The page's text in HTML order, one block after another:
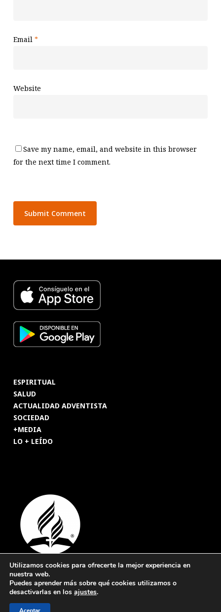
Email *
Website
Save my name, email, and website in this browser
for the next time I comment.
ESPIRITUAL
SALUD
ACTUALIDAD ADVENTISTA
SOCIEDAD
+MEDIA
LO + LEÍDO
© 2026 Revista Adventista de España. UICASDE. Derechos
reservados.
Utilizamos cookies para ofrecerte la mejor experiencia en
nuestra web.
Puedes aprender más sobre qué cookies utilizamos o
desactivarlas en los ajustes.